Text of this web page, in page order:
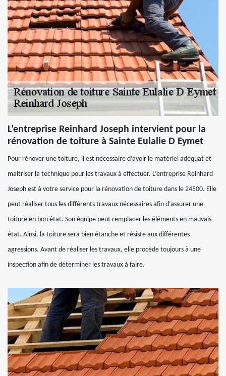
L’entreprise Reinhard Joseph intervient pour la
rénovation de toiture à Sainte Eulalie D Eymet
Pour rénover une toiture, il est nécessaire d’avoir le matériel adéquat et
maitriser la technique pour les travaux à effectuer. L’entreprise Reinhard
Joseph est à votre service pour la rénovation de toiture dans le 24500. Elle
peut réaliser tous les différents travaux nécessaires afin d’assurer une
toiture en bon état. Son équipe peut remplacer les éléments en mauvais
état. Ainsi, la toiture sera bien étanche et résiste aux différentes
agressions. Avant de réaliser les travaux, elle procède toujours à une
inspection afin de déterminer les travaux à faire.